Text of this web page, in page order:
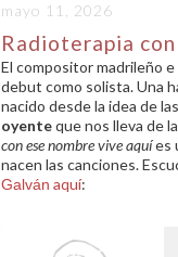
mayo 11, 2026
Radioterapia
El compositor madrileño
debut como solista. Una
nacido desde la idea de las
oyenteque nos lleva de
con ese nombre vive aquíes
nacen las canciones.
Galván aquí: